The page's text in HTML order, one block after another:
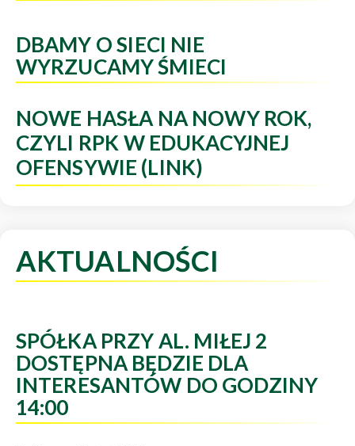
DBAMY O SIECI NIE
WYRZUCAMY ŚMIECI
NOWE HASŁA NA NOWY ROK,
CZYLI RPK W EDUKACYJNEJ
OFENSYWIE (LINK)
AKTUALNOŚCI
SPÓŁKA PRZY AL. MIŁEJ 2
DOSTĘPNA BĘDZIE DLA
INTERESANTÓW DO GODZINY
14:00